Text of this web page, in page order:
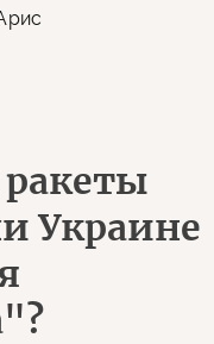
Украине